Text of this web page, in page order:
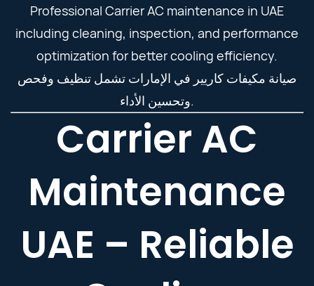
Professional Carrier AC maintenance in UAE
including cleaning, inspection, and performance
optimization for better cooling efficiency.
صيانة مكيفات كاريير في الإمارات تشمل تنظيف وفحص
وتحسين الأداء.
Carrier AC
Maintenance
UAE – Reliable